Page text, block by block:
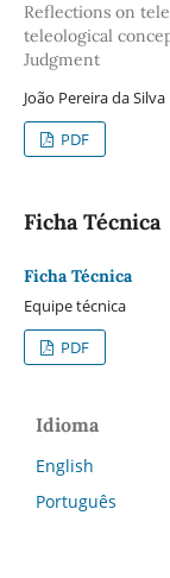
Reflections on
teleological
Judgment
João Pereira da
PDF
Ficha Técnica
Ficha Técnica
Equipe técnica
PDF
Idioma
English
Português